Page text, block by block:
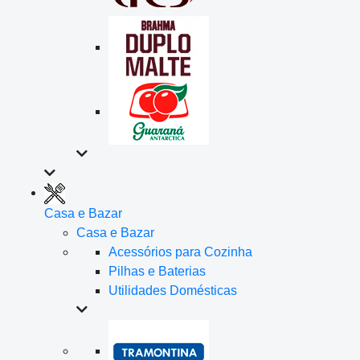
Casa e Bazar
Casa e Bazar
Acessórios para Cozinha
Pilhas e Baterias
Utilidades Domésticas